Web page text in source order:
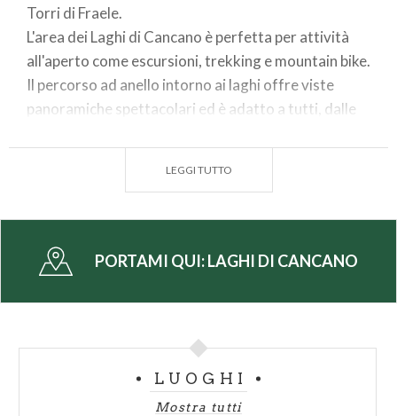
Torri di Fraele.
L'area dei Laghi di Cancano è perfetta per attività
all'aperto come escursioni, trekking e mountain bike.
Il percorso ad anello intorno ai laghi offre viste
panoramiche spettacolari ed è adatto a tutti, dalle
ciclistici che sfruttano i diversi percorsi disponibili.
LEGGI TUTTO
PORTAMI QUI:LAGHI DI CANCANO
LUOGHI
Mostra tutti